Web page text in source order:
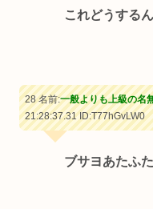
これどうする
28 名前:一般よりも上級の名
21:28:37.31ID:T77hGvLW0
ブサヨあたふた